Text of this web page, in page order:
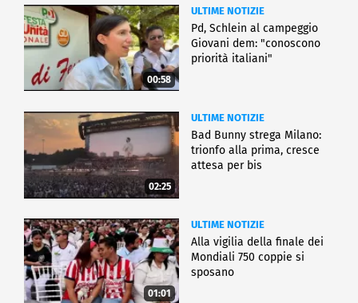
00:58
ULTIME NOTIZIE
Pd, Schlein al campeggio
Giovani dem: "conoscono
priorità italiani"
02:25
ULTIME NOTIZIE
Bad Bunny strega Milano:
trionfo alla prima, cresce
attesa per bis
01:01
ULTIME NOTIZIE
Alla vigilia della finale dei
Mondiali 750 coppie si
sposano